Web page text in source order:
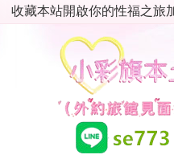
收藏本站開啟你的性福之旅